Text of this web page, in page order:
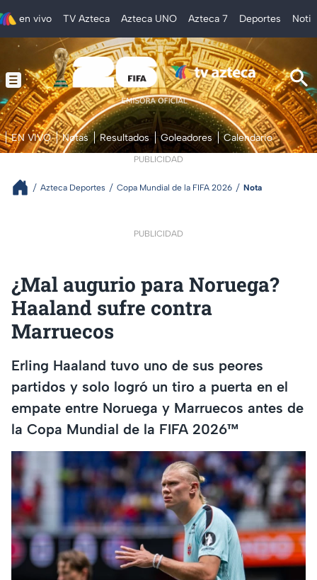
en vivo TV Azteca Azteca UNO Azteca 7 Deportes
EN VIVO Notas Resultados Goleadores Calendario
PUBLICIDAD
Azteca Deportes Copa Mundial de la FIFA 2026 Nota
PUBLICIDAD
¿Mal augurio para Noruega?
Haaland sufre contra
Marruecos
Erling Haaland tuvo uno de sus peores
partidos y solo logró un tiro a puerta en el
empate entre Noruega y Marruecos antes de
la Copa Mundial de la FIFA 2026™